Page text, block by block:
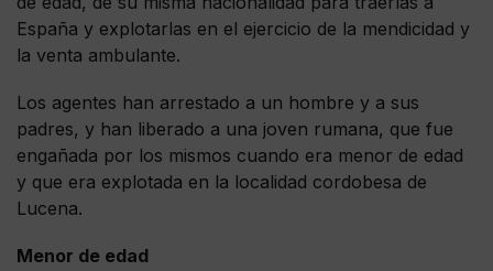
España y explotarlas en el ejercicio de la mendicidad y
la venta ambulante.
Los agentes han arrestado a un hombre y a sus
padres, y han liberado a una joven rumana, que fue
engañada por los mismos cuando era menor de edad
y que era explotada en la localidad cordobesa de
Lucena.
Menor de edad